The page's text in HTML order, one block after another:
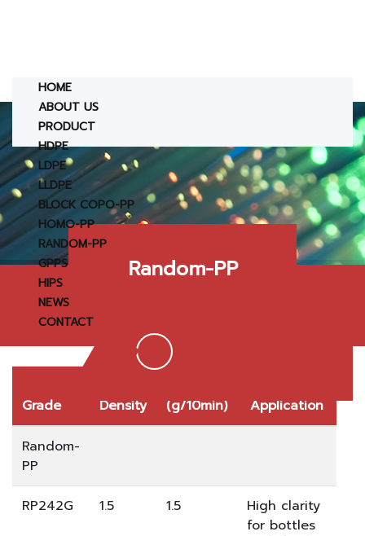
HOME
ABOUT US
PRODUCT
HDPE
LDPE
LLDPE
BLOCK COPO-PP
HOMO-PP
RANDOM-PP
GPPS
HIPS
NEWS
CONTACT
Random-PP
Grade Density
(g/10min)
Application
Random-
PP
RP242G 1.5 1.5
High clarity
for bottles